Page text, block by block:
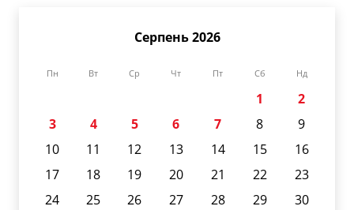
Серпень 2026
Пн Вт Ср Чт Пт Сб Нд
1
2
3
4 5 6 7 8
9
10
11 12 13 14 15
16
17
18 19 20 21 22
23
24
25 26 27 28 29
30